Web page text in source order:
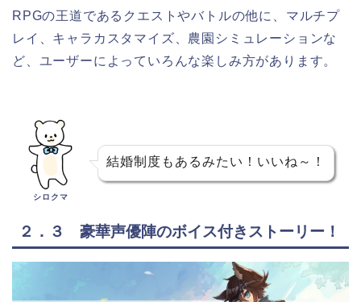
RPGの王道であるクエストやバトルの他に、マルチプ
レイ、キャラカスタマイズ、農園シミュレーションな
ど、ユーザーによっていろんな楽しみ方があります。
シロクマ
結婚制度もあるみたい！いいね～！
２．３ 豪華声優陣のボイス付きストーリー！